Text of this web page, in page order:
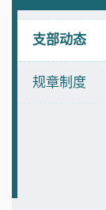
支部动态
规章制度